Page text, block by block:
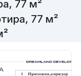
77 м²
77 м²